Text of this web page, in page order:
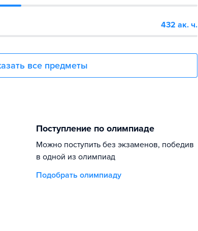
432 ак. ч.
все предметы
Поступление по олимпиаде
Можно поступить без экзаменов, победив
в одной из олимпиад
Подобрать олимпиаду